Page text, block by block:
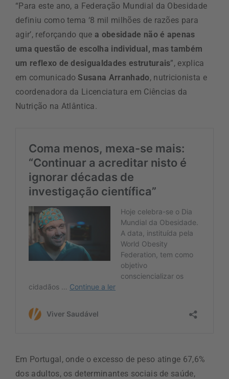
“Para este ano, a Federação Mundial da Obesidade
definiu como tema ‘8 mil milhões de razões para
agir’, reforçando quea obesidade não é apenas
uma questão de escolha individual, mas também
um reflexo de desigualdades estruturais”, explica
em comunicadoSusana Arranhado, nutricionista e
coordenadora da Licenciatura em Ciências da
Nutrição na Atlântica.
Em Portugal, onde o excesso de peso atinge 67,6%
dos adultos, os determinantes sociais de saúde,